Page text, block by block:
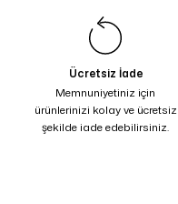
Ücretsiz İade
Memnuniyetiniz için
ürünlerinizi kolay ve ücretsiz
şekilde iade edebilirsiniz.